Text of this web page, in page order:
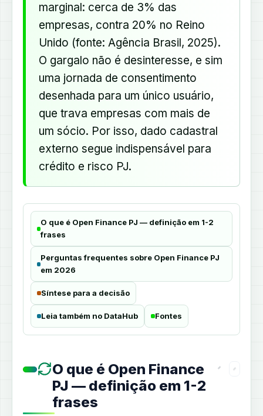
marginal: cerca de 3% das
empresas, contra 20% no Reino
Unido (fonte: Agência Brasil, 2025).
O gargalo não é desinteresse, e sim
uma jornada de consentimento
desenhada para um único usuário,
que trava empresas com mais de
um sócio. Por isso, dado cadastral
externo segue indispensável para
crédito e risco PJ.
O que é Open Finance PJ — definição em 1-2
frases
Perguntas frequentes sobre Open Finance PJ
em 2026
Síntese para a decisão
Leia também no DataHub Fontes
O que é Open Finance
PJ — definição em 1-2
frases